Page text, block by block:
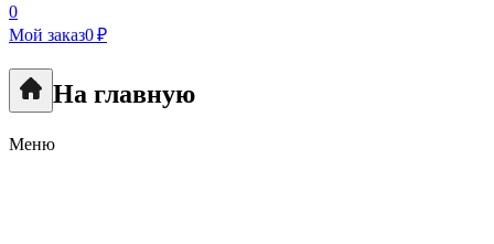
0
Мой заказ0 ₽
На главную
Меню